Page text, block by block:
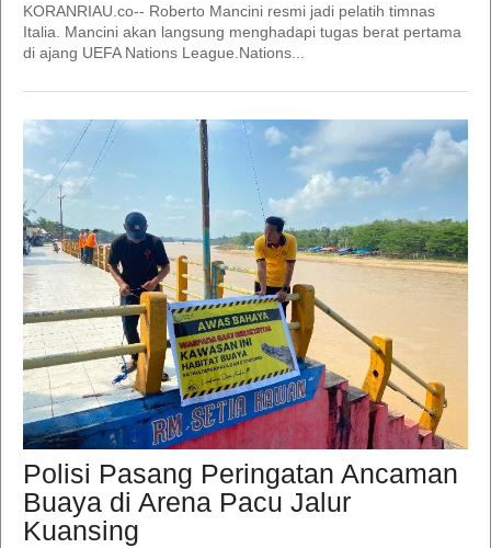
KORANRIAU.co-- Roberto Mancini resmi jadi pelatih timnas
Italia. Mancini akan langsung menghadapi tugas berat pertama
di ajang UEFA Nations League.Nations...
Polisi Pasang Peringatan Ancaman
Buaya di Arena Pacu Jalur
Kuansing